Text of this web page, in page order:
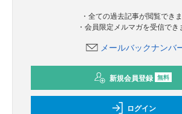
・全ての過去記事が閲覧でき
・会員限定メルマガを受信でき
メールバックナンバ
新規会員登録 無料
ログイン